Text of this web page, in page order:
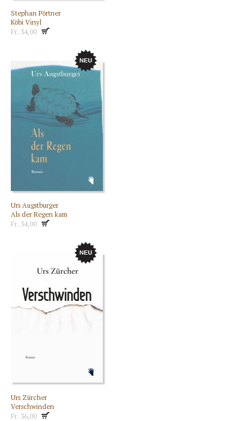
Stephan Pörtner
Köbi Vinyl
Fr. 34,00
Urs Augstburger
Als der Regen kam
Fr. 34,00
Urs Zürcher
Verschwinden
Fr. 36,00